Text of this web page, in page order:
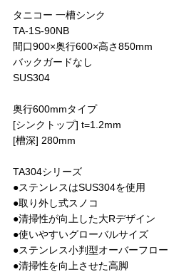
タニコー 一槽シンク
TA-1S-90NB
間口900×奥行600×高さ850mm
バックガードなし
SUS304
奥行600mmタイプ
[シンクトップ] t=1.2mm
[槽深] 280mm
TA304シリーズ
●ステンレスはSUS304を使用
●取り外し式スノコ
●清掃性が向上した大Rデザイン
●使いやすいグローバルサイズ
●ステンレス小判型オーバーフロー
●清掃性を向上させた高脚